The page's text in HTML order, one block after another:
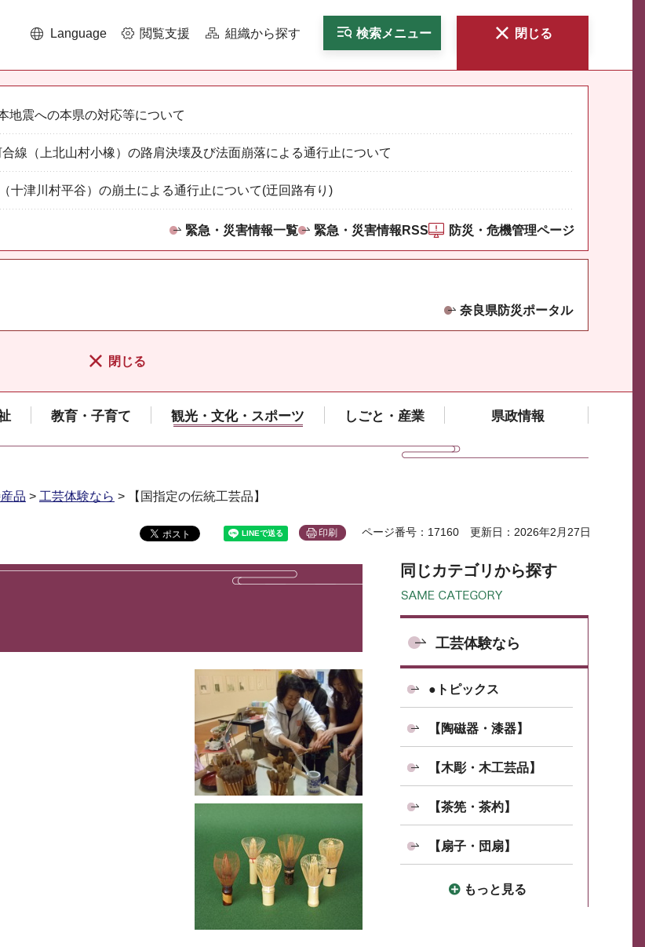
Language 閲覧支援 組織から探す 検索メニュー 閉じる
地震への本県の対応等について
線（上北山村小橡）の路肩決壊及び法面崩落による通行止について
十津川村平谷）の崩土による通行止について(迂回路有り)
緊急・災害情報一覧 緊急・災害情報RSS 防災・危機管理ページ
奈良県防災ポータル
閉じる
教育・子育て 観光・文化・スポーツ しごと・産業 県政情報
品 > 工芸体験なら > 【国指定の伝統工芸品】
印刷 ページ番号：17160 更新日：2026年2月27日
同じカテゴリから探す
工芸体験なら
●トピックス
【陶磁器・漆器】
【木彫・木工芸品】
【茶筅・茶杓】
【扇子・団扇】
もっと見る